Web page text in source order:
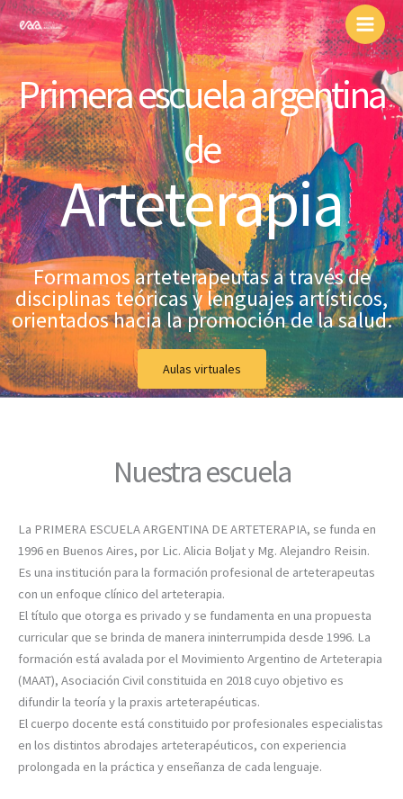
Ir
al
contenido
Primera escuela argentina
de
Arteterapia
Formamos arteterapeutas a través de
disciplinas teóricas y lenguajes artísticos,
orientados hacia la promoción de la salud.
Aulas virtuales
Nuestra escuela
La PRIMERA ESCUELA ARGENTINA DE ARTETERAPIA, se funda en
1996 en Buenos Aires, por Lic. Alicia Boljat y Mg. Alejandro Reisin.
Es una institución para la formación profesional de arteterapeutas
con un enfoque clínico del arteterapia.
El título que otorga es privado y se fundamenta en una propuesta
curricular que se brinda de manera ininterrumpida desde 1996. La
formación está avalada por el Movimiento Argentino de Arteterapia
(MAAT), Asociación Civil constituida en 2018 cuyo objetivo es
difundir la teoría y la praxis arteterapéuticas.
El cuerpo docente está constituido por profesionales especialistas
en los distintos abrodajes arteterapéuticos, con experiencia
prolongada en la práctica y enseñanza de cada lenguaje.
Facebook
Instagram